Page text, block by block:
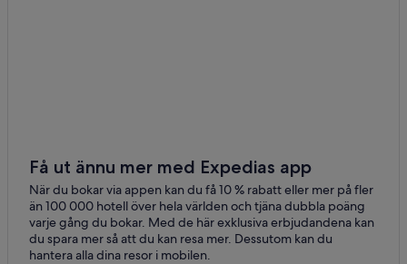
3-Stjärniga hotell i Allingåbro
3-Stjärniga hotell i Ry
B&B i Vildbjerg
Få ut ännu mer med Expedias app
När du bokar via appen kan du få 10 % rabatt eller mer på fler
än 100 000 hotell över hela världen och tjäna dubbla poäng
varje gång du bokar. Med de här exklusiva erbjudandena kan
du spara mer så att du kan resa mer. Dessutom kan du
hantera alla dina resor i mobilen.